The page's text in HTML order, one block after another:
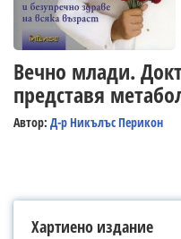
Вечно млади.
представя
Автор: Д-р Никълъс Перикон
Хартиено издание